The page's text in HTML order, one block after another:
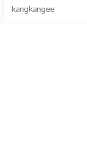
kangkangee